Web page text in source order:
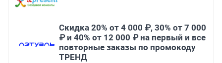
Скидка 20% от 4 000 ₽, 30% от 7 000
₽ и 40% от 12 000 ₽ на первый и все
повторные заказы по промокоду
ТРЕНД